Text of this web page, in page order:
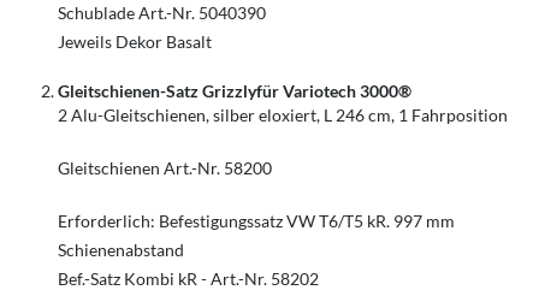
Schublade Art.-Nr. 5040390
Jeweils Dekor Basalt
Gleitschienen-Satz Grizzlyfür Variotech 3000®
2 Alu-Gleitschienen, silber eloxiert, L 246 cm, 1 Fahrposition
Gleitschienen Art.-Nr. 58200
Erforderlich: Befestigungssatz VW T6/T5 kR. 997 mm
Schienenabstand
Bef.-Satz Kombi kR - Art.-Nr. 58202